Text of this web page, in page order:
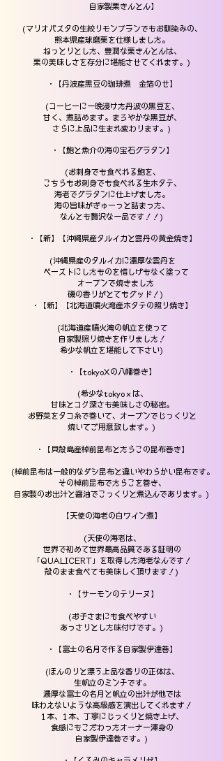
自家製栗きんとん】
(マリオパスタの生絞りモンブランでもお馴染みの、
熊本県産球磨栗を仕様しました。
ねっとりとした、豊潤な栗きんとんは、
栗の美味しさを存分に堪能させてくれます。)
・【丹波産黒豆の珈琲煮 金箔のせ】
(コーヒーに一晩浸けた丹波の黒豆を、
甘く、煮詰めます。まろやかな黒豆が、
さらに上品に生まれ変わります。)
・【鮑と魚介の海の宝石グラタン】
(お刺身でも食べれる鮑を、
こちらもお刺身でも食べれる生ホタテ、
海老でグラタンに仕上げました。
海の旨味がぎゅーっと詰まった、
なんとも贅沢な一品です！！)
・【新】【沖縄県産タルイカと雲丹の黄金焼き】
(沖縄県産のタルイカに濃厚な雲丹を
ペーストにしたものを惜しげもなく塗って
オーブンで焼きました
磯の香りがとてもグッド！)
・【新】【北海道噴火湾産ホタテの照り焼き】
(北海道産噴火湾の帆立を使って
自家製照り焼きを作りました！
希少な帆立を堪能して下さい)
・【tokyoXの八幡巻き】
(希少なtokyoｘは、
甘味とコク深さも美味しさの秘密。
お野菜をタコ糸で巻いて、オーブンでじっくりと
焼いてご用意致します。)
・【貝殻島産棹前昆布とたらこの昆布巻き】
(棹前昆布は一般的なダシ昆布と違いやわらかい昆布です。
その棹前昆布でたらこを巻き、
自家製のお出汁と醤油でこっくりと煮込んであります。)
【天使の海老の白ワイン煮】
(天使の海老は、
世界で初めて世界最高品質である証明の
「QUALICERT」を取得した海老なんです！
殻のまま食べても美味しく頂けます！)
・【サーモンのテリーヌ】
(お子さまにも食べやすい
あっさりとした味付けです。)
・【富士の名月で作る自家製伊達巻】
(ほんのりと漂う上品な香りの正体は、
生帆立のミンチです。
濃厚な富士の名月と帆立の出汁が他では
味わえないような高級感を演出してくれます！
1本、1本、丁寧にじっくりと焼き上げ、
食感にもこだわったオーナー渾身の
自家製伊達巻です。)